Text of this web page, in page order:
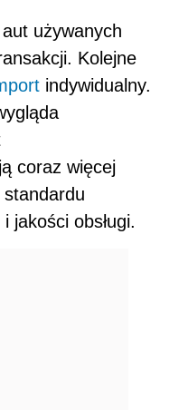
używanych
Kolejne
indywidualny.
coraz więcej
jakości obsługi.